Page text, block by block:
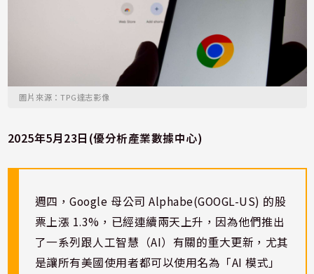
圖片來源：TPG達志影像
2025年5月23日(優分析產業數據中心)
週四，Google 母公司 Alphabe(GOOGL-US) 的股
票上漲 1.3%，已經連續兩天上升，因為他們推出
了一系列跟人工智慧（AI）有關的重大更新，尤其
是讓所有美國使用者都可以使用名為「AI 模式」